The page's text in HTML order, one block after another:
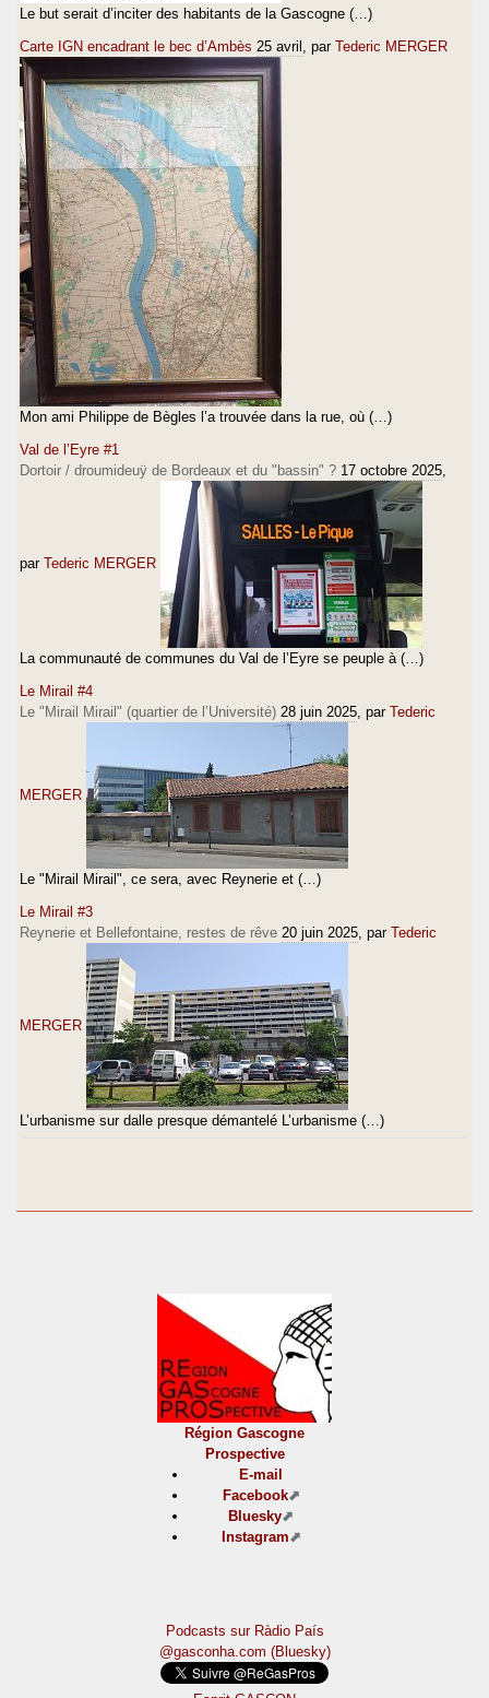
Le but serait d’inciter des habitants de la Gascogne (…)
Carte IGN encadrant le bec d’Ambès 25 avril , par Tederic MERGER
Mon ami Philippe de Bègles l’a trouvée dans la rue, où (…)
Val de l’Eyre #1
Dortoir / droumideuÿ de Bordeaux et du "bassin" ? 17 octobre 2025,
par Tederic MERGER
La communauté de communes du Val de l’Eyre se peuple à (…)
Le Mirail #4
Le "Mirail Mirail" (quartier de l’Université) 28 juin 2025, par Tederic
MERGER
Le "Mirail Mirail", ce sera, avec Reynerie et (…)
Le Mirail #3
Reynerie et Bellefontaine, restes de rêve 20 juin 2025, par Tederic
MERGER
L’urbanisme sur dalle presque démantelé L’urbanisme (…)
Région Gascogne
Prospective
E-mail
Facebook
Bluesky
Instagram
Podcasts sur Ràdio País
@gasconha.com (Bluesky)